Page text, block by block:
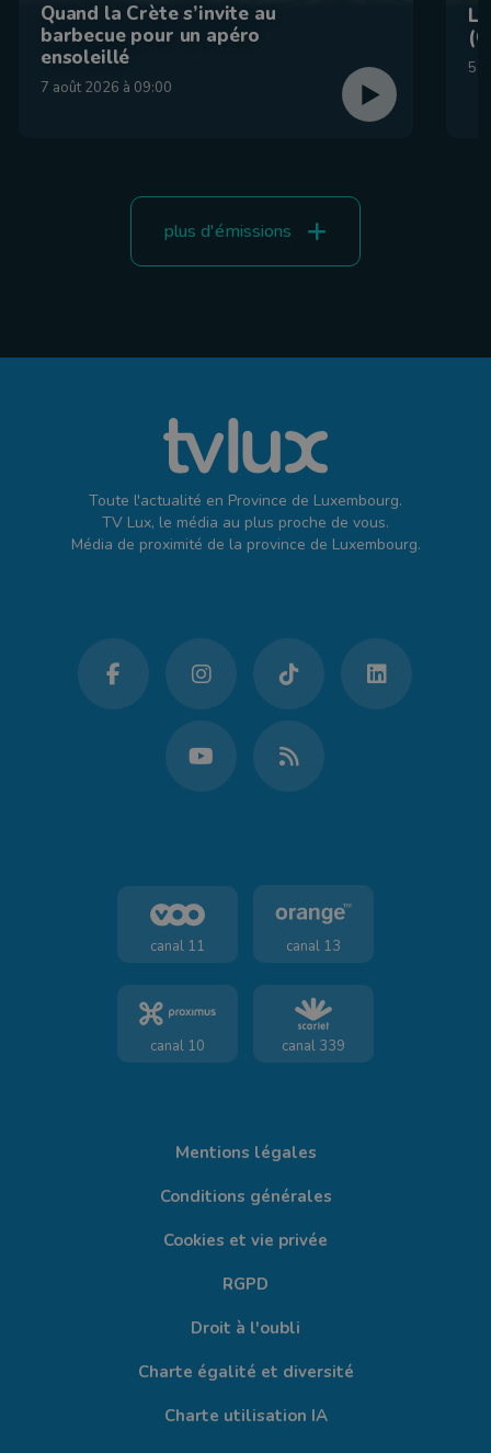
Quand la Crète s’invite au
barbecue pour un apéro
ensoleillé
7 août 2026 à 09:00
5
plus d'émissions
Toute l'actualité en Province de Luxembourg.
TV Lux, le média au plus proche de vous.
Média de proximité de la province de Luxembourg.
canal 11 canal 13
canal 10 canal 339
Mentions légales
Conditions générales
Cookies et vie privée
RGPD
Droit à l'oubli
Charte égalité et diversité
Charte utilisation IA